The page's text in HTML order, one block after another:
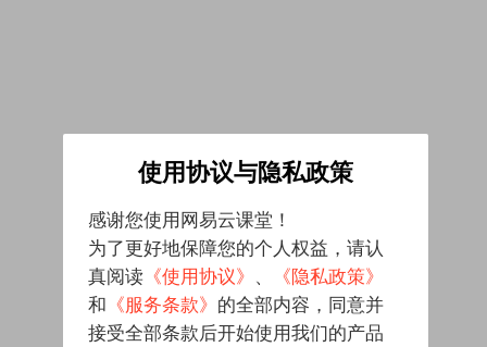
使用协议与隐私政策
感谢您使用网易云课堂！
为了更好地保障您的个人权益，请认
真阅读 《使用协议》 、
《隐私政策》
和 《服务条款》 的全部内容，同意并
接受全部条款后开始使用我们的产品